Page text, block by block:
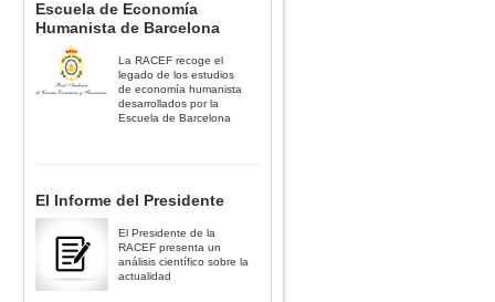
Escuela de Economía
Humanista de Barcelona
La RACEF recoge el
legado de los estudios
de economía humanista
desarrollados por la
Escuela de Barcelona
El Informe del Presidente
El Presidente de la
RACEF presenta un
análisis científico sobre la
actualidad